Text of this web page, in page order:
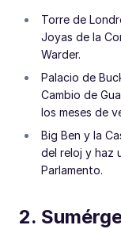
Torre de
Joyas de la
Warder.
Palacio de
Cambio de
los meses de
Big Ben y la
del reloj y haz
Parlamento.
2.